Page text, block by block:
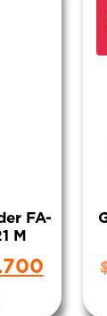
FA-
M